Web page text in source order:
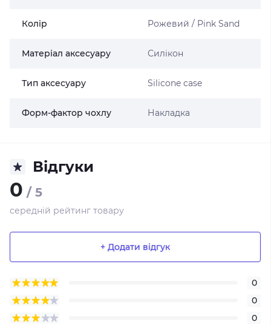
Колір Рожевий / Pink Sand
Матеріал аксесуару Силікон
Тип аксесуару Silicone case
Форм-фактор чохлу Накладка
Відгуки
0 / 5
середній рейтинг товару
+ Додати відгук
0
0
0